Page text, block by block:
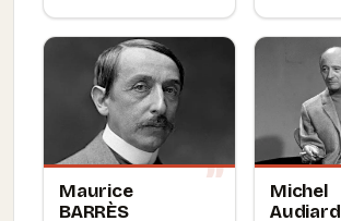
Maurice
BARRÈS
Michel
Audiard